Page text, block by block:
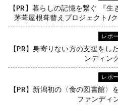
【PR】暮らしの記憶を繋ぐ 『生
茅葺屋根葺替えプロジェクト/
レポ
【PR】身寄りない方の支援を
ンディン
レポ
【PR】新潟初の〈食の図書館
ファンディ